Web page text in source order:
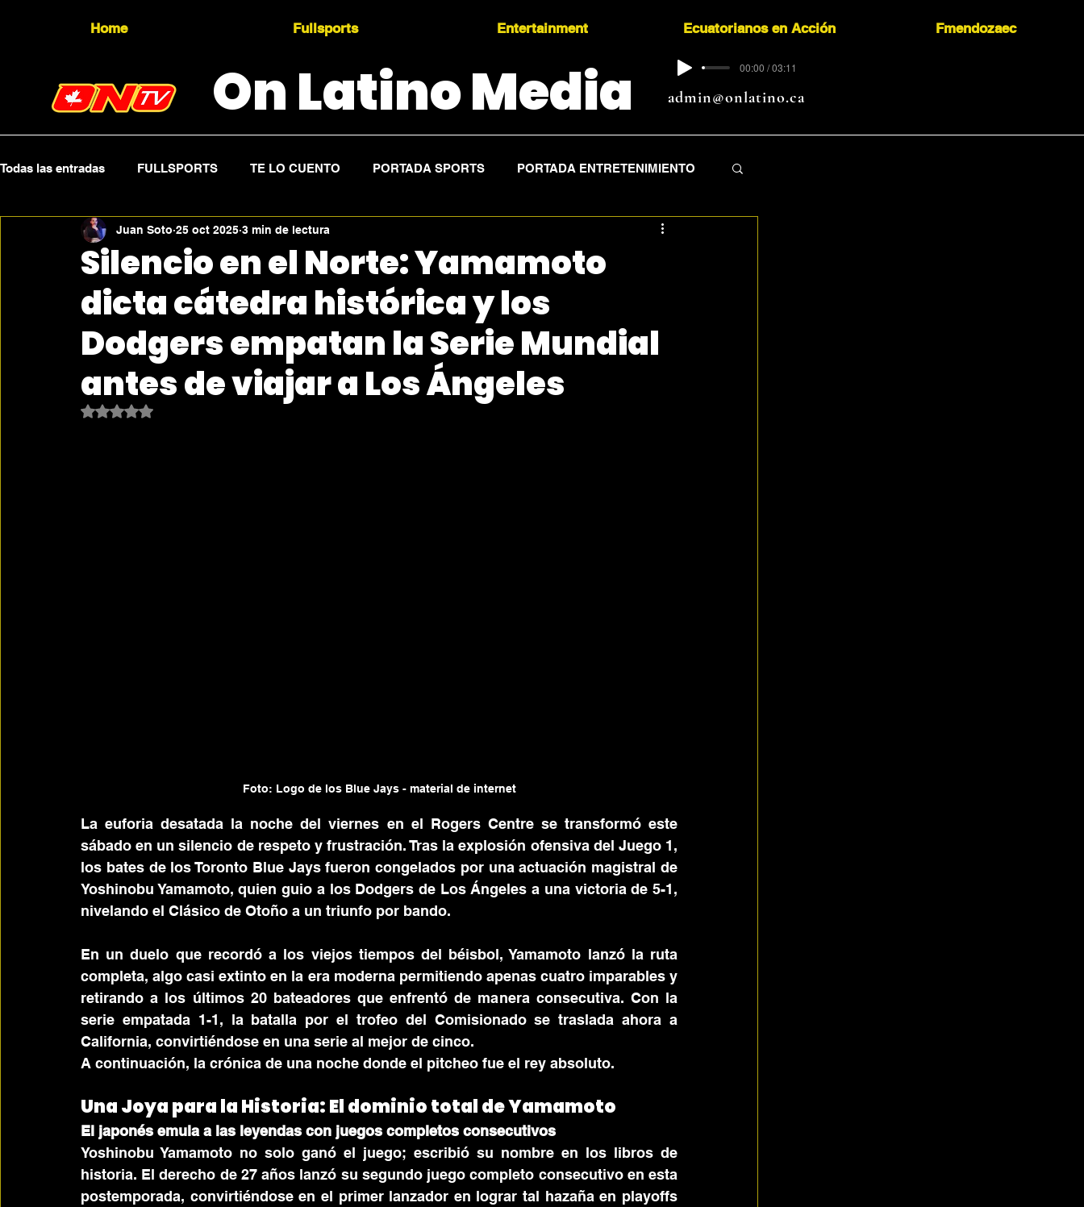
Home Fullsports Entertainment Ecuatorianos en Acción Fmendozaec
On Latino Media admin@onlatino.ca
00:00 / 03:11
Todas las entradas FULLSPORTS TE LO CUENTO PORTADA SPORTS PORTADA ENTRETENIMIENTO
Topicality PRESS RELEASE Press Sports
Silencio en el Norte: Yamamoto
dicta cátedra histórica y los
Dodgers empatan la Serie Mundial
antes de viajar a Los Ángeles
Juan Soto 25 oct 2025 3 min de lectura
Obtuvo NaN de 5 estrellas.
Foto: Logo de los Blue Jays - material de internet
La euforia desatada la noche del viernes en el Rogers Centre se transformó este
sábado en un silencio de respeto y frustración. Tras la explosión ofensiva del Juego 1,
los bates de los Toronto Blue Jays fueron congelados por una actuación magistral de
Yoshinobu Yamamoto, quien guio a los Dodgers de Los Ángeles a una victoria de 5-1,
nivelando el Clásico de Otoño a un triunfo por bando.
En un duelo que recordó a los viejos tiempos del béisbol, Yamamoto lanzó la ruta
completa, algo casi extinto en la era moderna permitiendo apenas cuatro imparables y
retirando a los últimos 20 bateadores que enfrentó de manera consecutiva. Con la
serie empatada 1-1, la batalla por el trofeo del Comisionado se traslada ahora a
California, convirtiéndose en una serie al mejor de cinco.
A continuación, la crónica de una noche donde el pitcheo fue el rey absoluto.
Una Joya para la Historia: El dominio total de Yamamoto
El japonés emula a las leyendas con juegos completos consecutivos
Yoshinobu Yamamoto no solo ganó el juego; escribió su nombre en los libros de
historia. El derecho de 27 años lanzó su segundo juego completo consecutivo en esta
postemporada, convirtiéndose en el primer lanzador en lograr tal hazaña en playoffs